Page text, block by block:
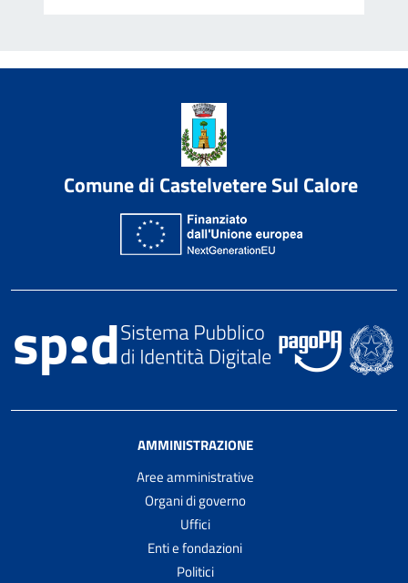
Comune di Castelvetere Sul Calore
AMMINISTRAZIONE
Aree amministrative
Organi di governo
Uffici
Enti e fondazioni
Politici